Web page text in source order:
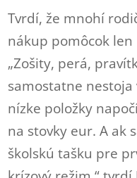
Tvrdí, že mnohí
nákup pomôcok
„Zošity, perá,
samostatne nestoja
nízke položky
na stovky eur. A ak
školskú tašku pre